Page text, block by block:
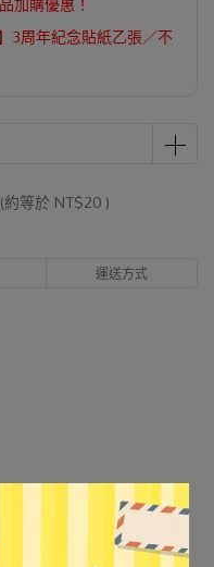
3周年紀念貼紙乙張／不
等於 NT$20)
運送方式